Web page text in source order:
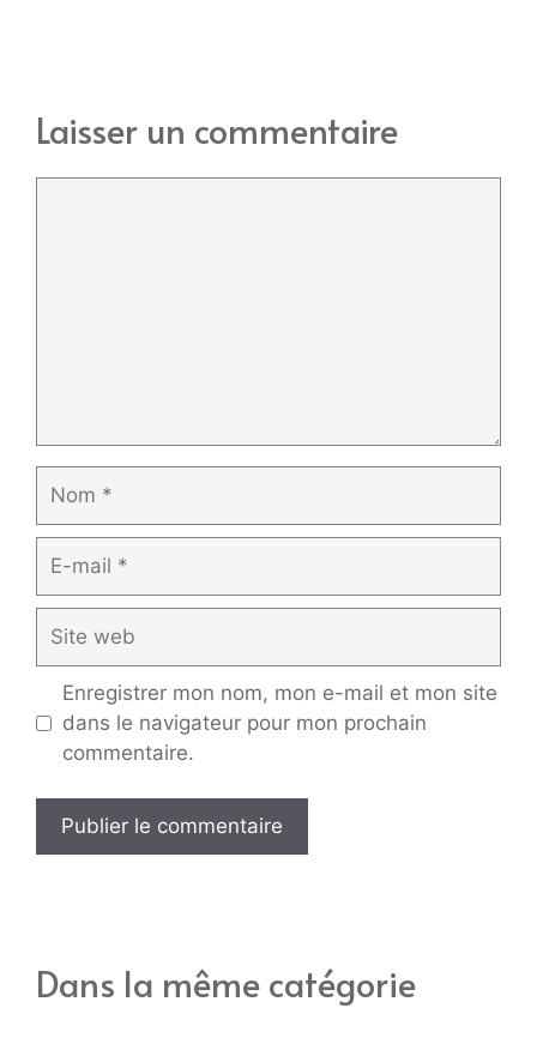
Laisser un commentaire
mail
web
Enregistrer mon nom, mon e-mail et mon site
dans le navigateur pour mon prochain
commentaire.
Dans la même catégorie